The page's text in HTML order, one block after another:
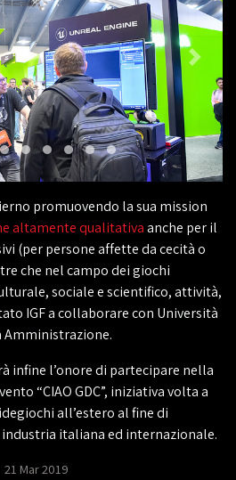
promuovendo la sua mission
altamente qualitativaanche per il
(per persone affette da cecità o
che nel campo dei giochi
sociale e scientifico, attività,
IGF a collaborare con Università
Amministrazione.
infine l’onore di partecipare nella
“CIAO GDC”, iniziativa volta a
all’estero al fine di
italiana ed internazionale.
21 Mar 2019